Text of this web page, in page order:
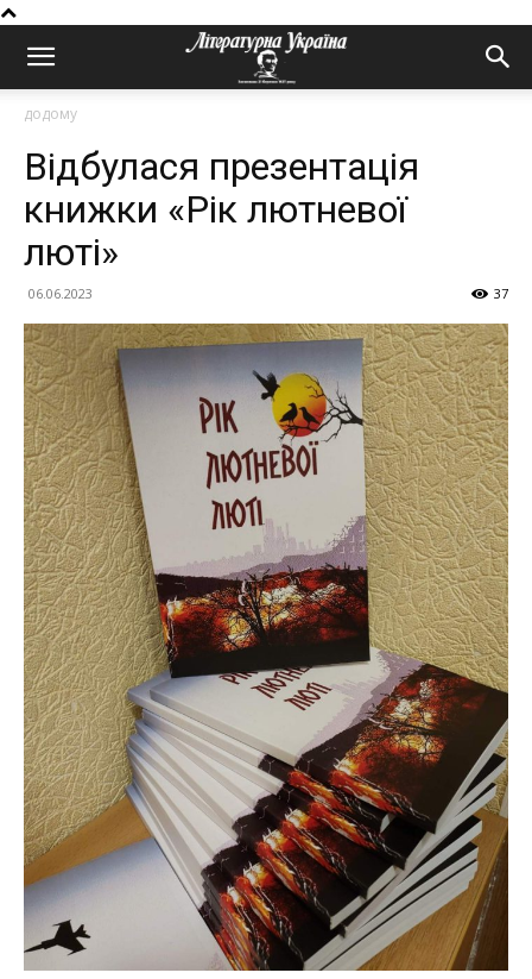
додому
Відбулася презентація
книжки «Рік лютневої
люті»
06.06.2023 37